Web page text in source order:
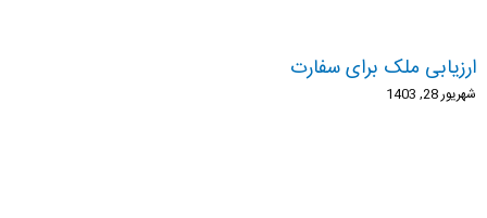
ارزیابی ملک برای سفارت
شهریور 28, 1403